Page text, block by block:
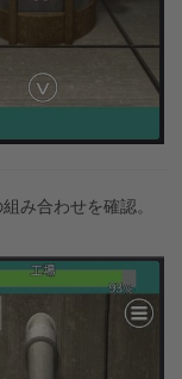
み合わせを確認。